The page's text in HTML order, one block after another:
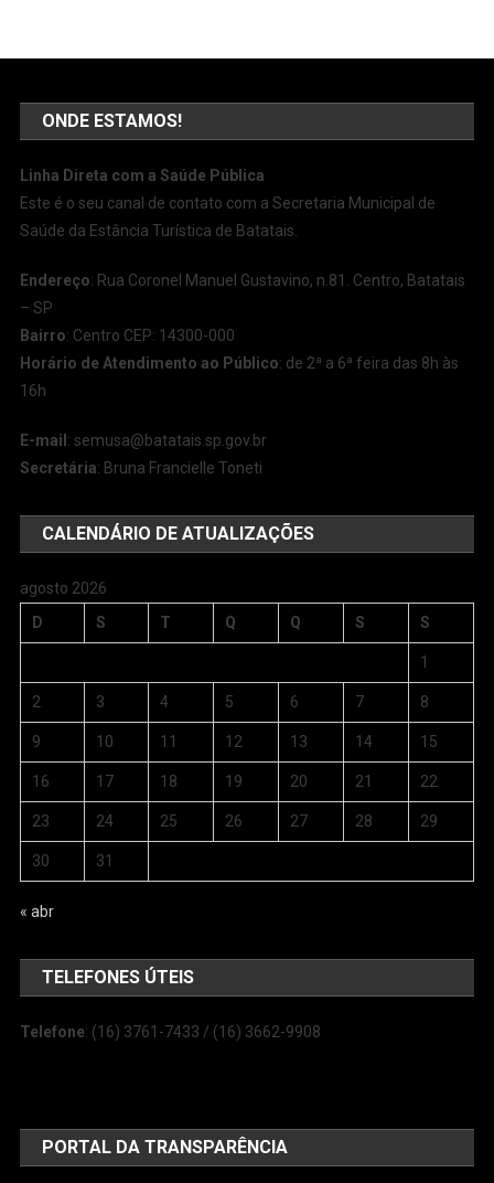
ONDE ESTAMOS!
Linha Direta com a Saúde Pública
Este é o seu canal de contato com a Secretaria Municipal de
Saúde da Estância Turística de Batatais.
Endereço: Rua Coronel Manuel Gustavino, n.81. Centro, Batatais
– SP
Bairro: Centro CEP: 14300-000
Horário de Atendimento ao Público: de 2ª a 6ª feira das 8h às
16h
E-mail :semusa@batatais.sp.gov.br
Secretária: Bruna Francielle Toneti
CALENDÁRIO DE ATUALIZAÇÕES
agosto 2026
D
S T Q Q S S
1
2 3 4 5 6 7 8
9 10 11 12 13 14 15
16 17 18 19 20 21 22
23 24 25 26 27 28 29
30 31
« abr
TELEFONES ÚTEIS
Telefone: (16) 3761-7433 / (16) 3662-9908
PORTAL DA TRANSPARÊNCIA